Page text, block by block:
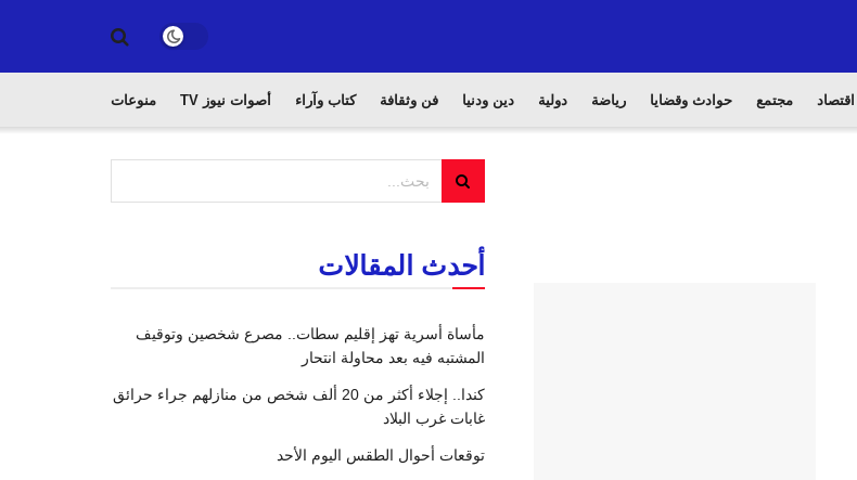
اقتصاد مجتمع حوادث وقضايا رياضة دولية دين ودنيا فن وثقافة كتاب وآراء أصوات نيوز TV منوعات
أحدث المقالات
مأساة أسرية تهز إقليم سطات.. مصرع شخصين وتوقيف
المشتبه فيه بعد محاولة انتحار
كندا.. إجلاء أكثر من 20 ألف شخص من منازلهم جراء حرائق
غابات غرب البلاد
توقعات أحوال الطقس اليوم الأحد